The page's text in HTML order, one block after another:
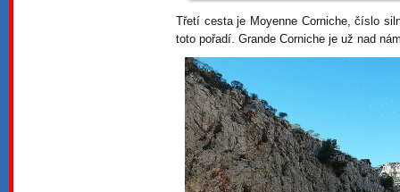
Třetí cesta je Moyenne Corniche, číslo
toto pořadí. Grande Corniche je už nad